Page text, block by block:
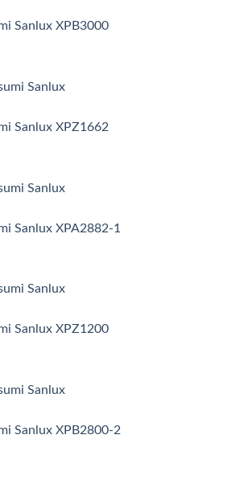
Sanlux XPB3000
Sanlux XPZ1662
Sanlux XPA2882-1
Sanlux XPZ1200
Sanlux XPB2800-2